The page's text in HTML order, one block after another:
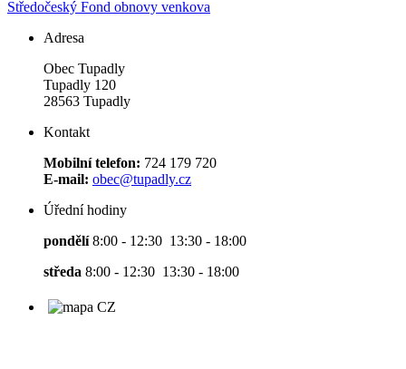
Středočeský Fond obnovy venkova
Adresa
Obec Tupadly
Tupadly 120
28563 Tupadly
Kontakt
Mobilní telefon: 724 179 720
E-mail: obec@tupadly.cz
Úřední hodiny
pondělí8:00 - 12:30 13:30 - 18:00
středa 8:00 - 12:30 13:30 - 18:00